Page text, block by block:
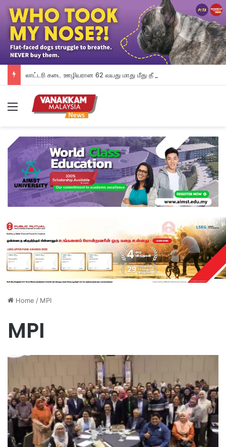
Menu
Home / MPI
MPI